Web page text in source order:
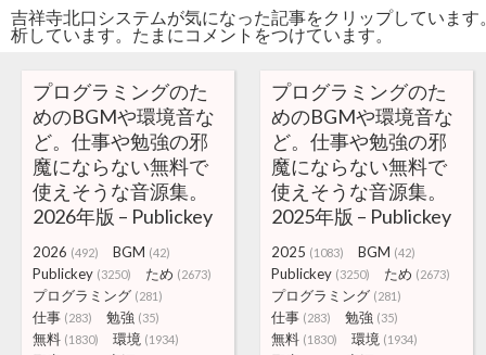
吉祥寺北口システムが気になった記事をクリップしていま
析しています。たまにコメントをつけています。
プログラミングのた
めのBGMや環境音な
ど。仕事や勉強の邪
魔にならない無料で
使えそうな音源集。
2026年版 – Publickey
2026 (492) BGM (42)
Publickey (3250) ため (2673)
プログラミング (281)
仕事 (283) 勉強 (35)
無料 (1830) 環境 (1934)
プログラミングのた
めのBGMや環境音な
ど。仕事や勉強の邪
魔にならない無料で
使えそうな音源集。
2025年版 – Publickey
2025 (1083) BGM (42)
Publickey (3250) ため (2673)
プログラミング (281)
仕事 (283) 勉強 (35)
無料 (1830) 環境 (1934)